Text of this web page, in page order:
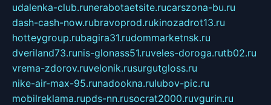
udalenka-club.runerabotaetsite.rucarszona-bu.ru
dash-cash-now.rubravoprod.rukinozadrot13.ru
hotteygroup.rubagira31.rudommarketnsk.ru
dveriland73.runis-glonass51.ruveles-doroga.rutb02.ru
vrema-zdorov.ruvelonik.rusurgutgloss.ru
nike-air-max-95.runadookna.rulubov-pic.ru
mobilreklama.rupds-nn.rusocrat2000.ruvgurin.ru